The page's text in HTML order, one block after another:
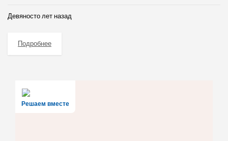
Девяносто лет назад
Подробнее
Решаем вместе